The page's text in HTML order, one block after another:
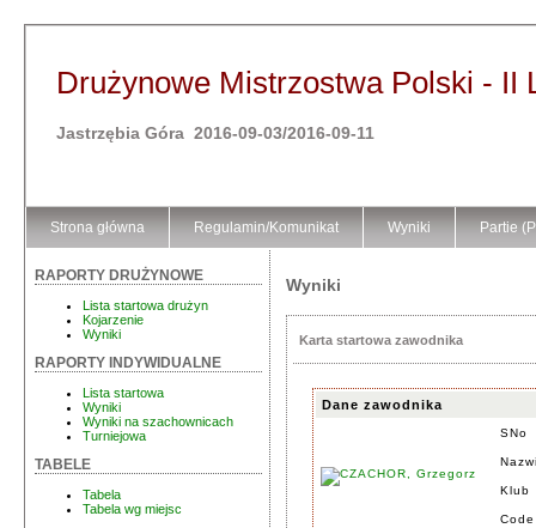
Drużynowe Mistrzostwa Polski - II
Jastrzębia Góra 2016-09-03/2016-09-11
Strona główna Regulamin/Komunikat Wyniki Partie
RAPORTY DRUŻYNOWE
Lista startowa drużyn
Kojarzenie
Wyniki
RAPORTY INDYWIDUALNE
Lista startowa
Wyniki
Wyniki na szachownicach
Turniejowa
TABELE
Tabela
Tabela wg miejsc
Wyniki
Karta startowa zawodnika
Dane zawodnika
SNo
Klub
Code